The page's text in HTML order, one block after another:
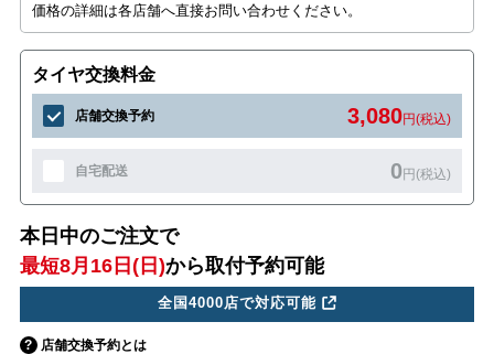
価格の詳細は各店舗へ直接お問い合わせください。
タイヤ交換料金
店舗交換予約 3,080円(税込)
自宅配送 0円(税込)
本日中のご注文で
最短8月16日(日)から取付予約可能
全国4000店で対応可能
店舗交換予約とは